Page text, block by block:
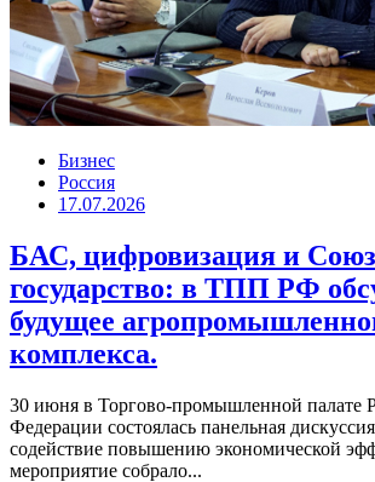
Бизнес
Россия
17.07.2026
БАС, цифровизация и
государство: в ТПП РФ
будущее
комплекса.
30 июня в Торгово-промышленной палате
Федерации состоялась панельная
содействие повышению экономической
мероприятие собрало...